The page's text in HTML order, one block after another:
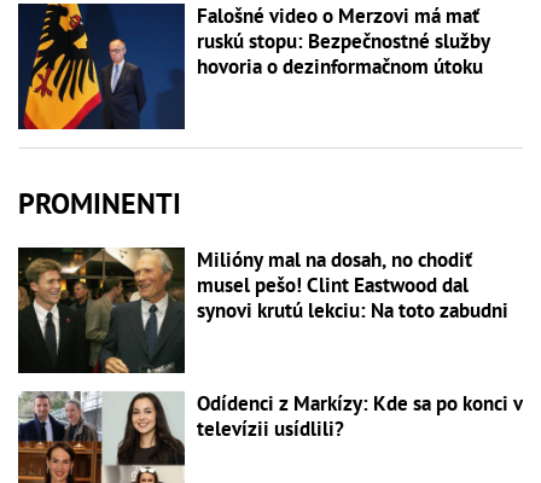
Falošné video o Merzovi má mať
ruskú stopu: Bezpečnostné služby
hovoria o dezinformačnom útoku
PROMINENTI
Milióny mal na dosah, no chodiť
musel pešo! Clint Eastwood dal
synovi krutú lekciu: Na toto zabudni
Odídenci z Markízy: Kde sa po konci v
televízii usídlili?